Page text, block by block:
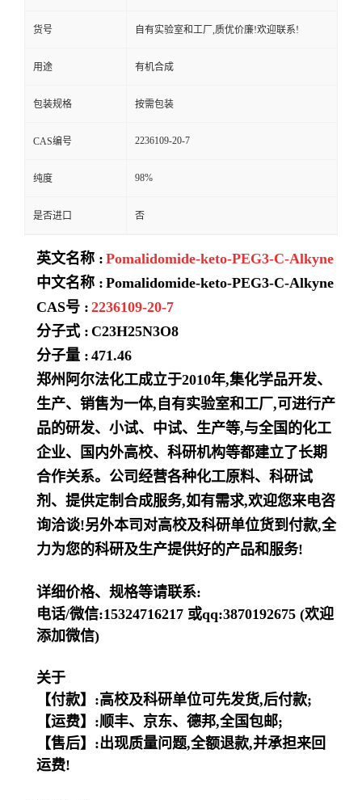
货号 自有实验室和工厂,质优价廉!欢迎联系!
用途 有机合成
包装规格 按需包装
CAS编号 2236109-20-7
纯度 98%
是否进口 否
英文名称 : Pomalidomide-keto-PEG3-C-Alkyne
中文名称 : Pomalidomide-keto-PEG3-C-Alkyne
CAS号 : 2236109-20-7
分子式 : C23H25N3O8
分子量 : 471.46
郑州阿尔法化工成立于2010年,集化学品开发、
生产、销售为一体,自有实验室和工厂,可进行产
品的研发、小试、中试、生产等,与全国的化工
企业、国内外高校、科研机构等都建立了长期
合作关系。公司经营各种化工原料、科研试
剂、提供定制合成服务,如有需求,欢迎您来电咨
询洽谈!另外本司对高校及科研单位货到付款,全
力为您的科研及生产提供好的产品和服务!
详细价格、规格等请联系:
电话/微信:15324716217 或qq:3870192675 (欢迎
添加微信)
关于
【付款】:高校及科研单位可先发货,后付款;
【运费】:顺丰、京东、德邦,全国包邮;
【售后】:出现质量问题,全额退款,并承担来回
运费!